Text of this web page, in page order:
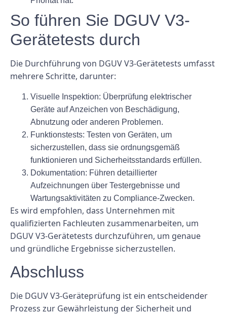
So führen Sie DGUV V3-
Gerätetests durch
Die Durchführung von DGUV V3-Gerätetests umfasst
mehrere Schritte, darunter:
Visuelle Inspektion: Überprüfung elektrischer
Geräte auf Anzeichen von Beschädigung,
Abnutzung oder anderen Problemen.
Funktionstests: Testen von Geräten, um
sicherzustellen, dass sie ordnungsgemäß
funktionieren und Sicherheitsstandards erfüllen.
Dokumentation: Führen detaillierter
Aufzeichnungen über Testergebnisse und
Wartungsaktivitäten zu Compliance-Zwecken.
Es wird empfohlen, dass Unternehmen mit
qualifizierten Fachleuten zusammenarbeiten, um
DGUV V3-Gerätetests durchzuführen, um genaue
und gründliche Ergebnisse sicherzustellen.
Abschluss
Die DGUV V3-Geräteprüfung ist ein entscheidender
Prozess zur Gewährleistung der Sicherheit und